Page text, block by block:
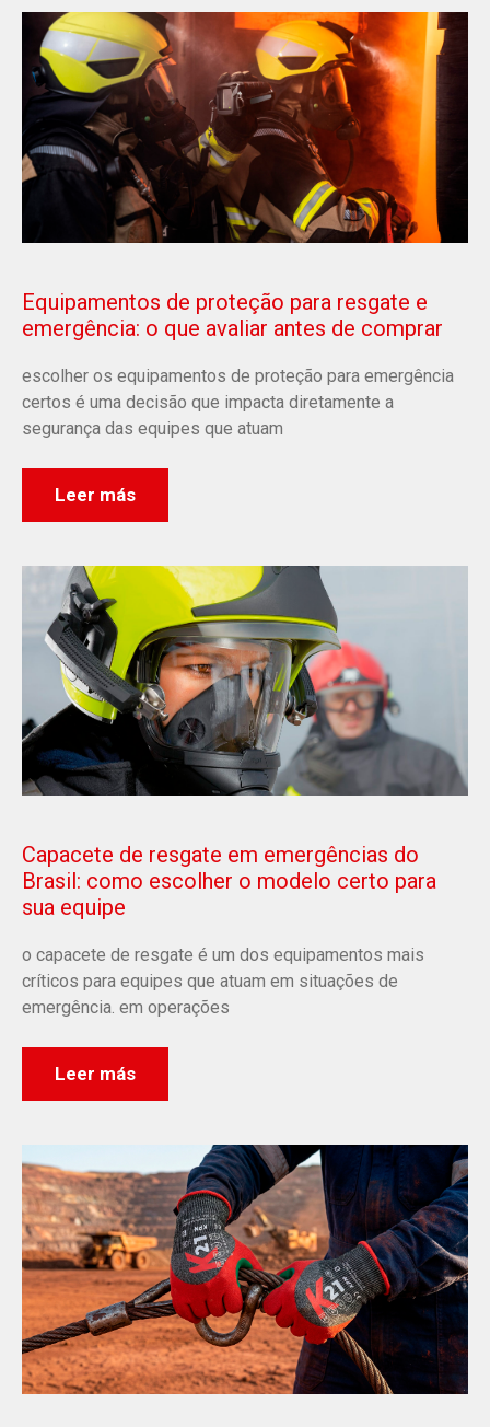
Equipamentos de proteção para resgate e
emergência: o que avaliar antes de comprar
escolher os equipamentos de proteção para emergência
certos é uma decisão que impacta diretamente a
segurança das equipes que atuam
Leer más
Capacete de resgate em emergências do
Brasil: como escolher o modelo certo para
sua equipe
o capacete de resgate é um dos equipamentos mais
críticos para equipes que atuam em situações de
emergência. em operações
Leer más